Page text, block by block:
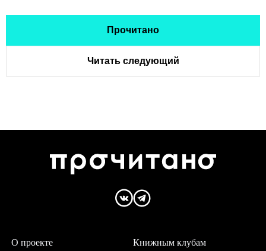
Прочитано
Читать следующий
О проекте Книжным клубам